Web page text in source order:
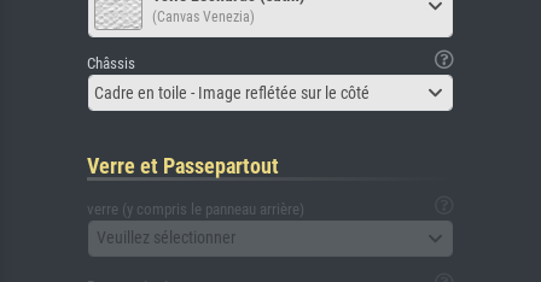
(Canvas Venezia)
Châssis
Cadre en toile - Image reflétée sur le côté
Verre et Passepartout
verre (y compris le panneau arrière)
Veuillez sélectionner